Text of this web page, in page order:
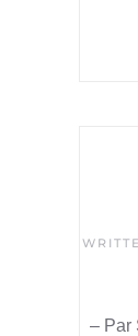
– Par